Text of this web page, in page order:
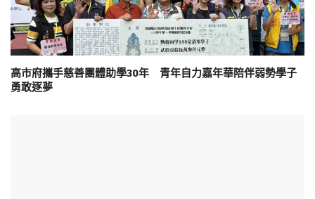
高市府攜手慈善團體助學30年 青年自力嘉年華陪伴弱勢學子
勇敢逐夢